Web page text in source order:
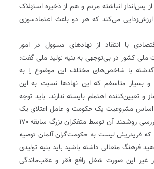
پس‌انداز انباشته مردم و هم از ذخیره استهلاک
ارزش‌زدایی می‌کند که هر دو باعث اعتمادسوزی
با انتقاد از نهادهای مسوول در امور
ملی کشور در بی‌توجهی به بنیه تولید ملی گفت:
با شاخص‌های مختلف این موضوع را به
و بسیار متاسفم که این نهادها نسبت به این
تعیین‌کننده‌ اهتمام بایسته ندارند. باید توجه
اساس مشروعیت یک حکومت و عامل اعتلای یک
جامعه است که بررسی روشمند آن توسط متفکران بزرگ سابقه ۱۷۰
که فریدریش لیست به حکومت‌گران آلمان توصیه
فرهنگ متعالی داشته باشید باید بنیه تولیدی
غیر این صورت شغل رافع فقر و عقب‌ماندگی